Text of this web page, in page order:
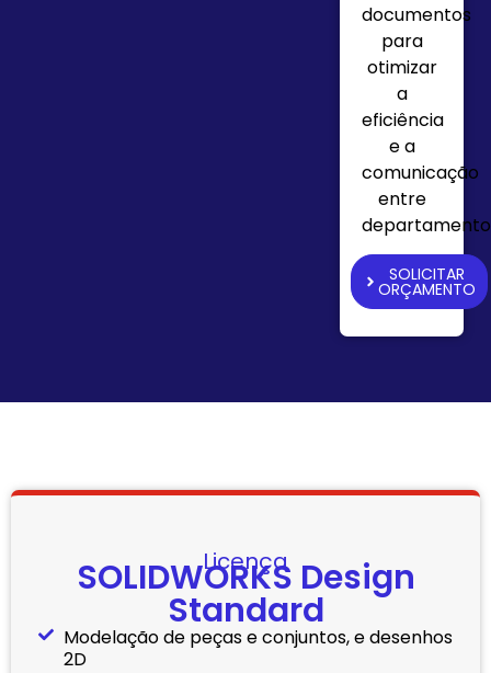
documentos
para
otimizar
a
eficiência
e a
comunicação
entre
SOLICITAR
ORÇAMENTO
Licença
SOLIDWORKS Design
Standard
Modelação de peças e conjuntos, e desenhos
2D